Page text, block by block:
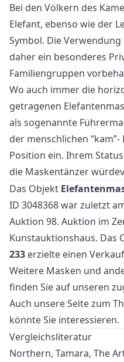
Bei den Völkern des
Elefant, ebenso wie der
Symbol. Die
daher ein besonderes
Familiengruppen
Wo auch immer die
getragenen
als sogenannte
der menschlichen
Position ein. Ihrem
die Maskentänzer
Das Objekt
ID 3048368 war zuletzt
Auktion 98. Auktion im
Kunstauktionshaus. Das
233 erzielte einen
Weitere Masken und
finden Sie auf unseren
Auch unsere Seite zum
könnte Sie interessieren.
Vergleichsliteratur
Northern, Tamara, The